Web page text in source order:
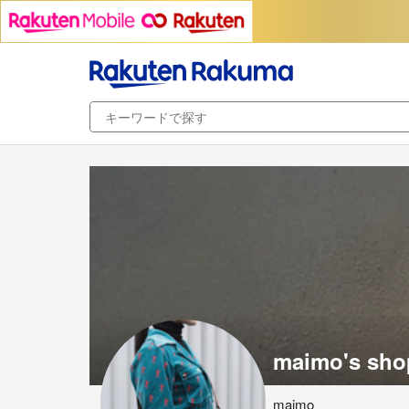
maimo's
maimo